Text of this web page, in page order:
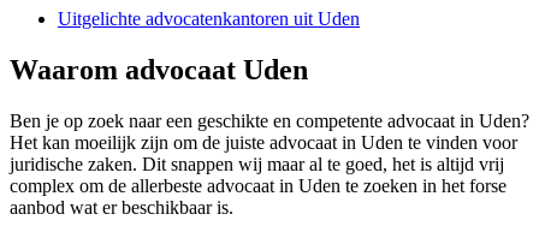
Uitgelichte advocatenkantoren uit Uden
Waarom advocaat Uden
Ben je op zoek naar een geschikte en competente advocaat in Uden?
Het kan moeilijk zijn om de juiste advocaat in Uden te vinden voor
juridische zaken. Dit snappen wij maar al te goed, het is altijd vrij
complex om de allerbeste advocaat in Uden te zoeken in het forse
aanbod wat er beschikbaar is.